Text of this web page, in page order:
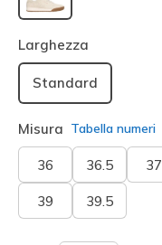
selezionato
Larghezza
Standard
Misura Tabella numeri
36 36.5 37
39 39.5